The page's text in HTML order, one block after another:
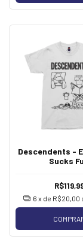
Descendents -
Sucks
6 x de R$20,00